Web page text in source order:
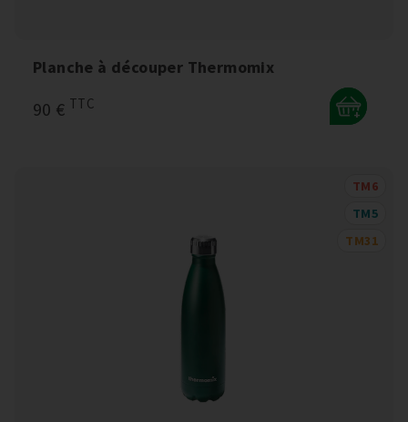
Planche à découper Thermomix
90 € TTC
+
TM6
TM5
TM31